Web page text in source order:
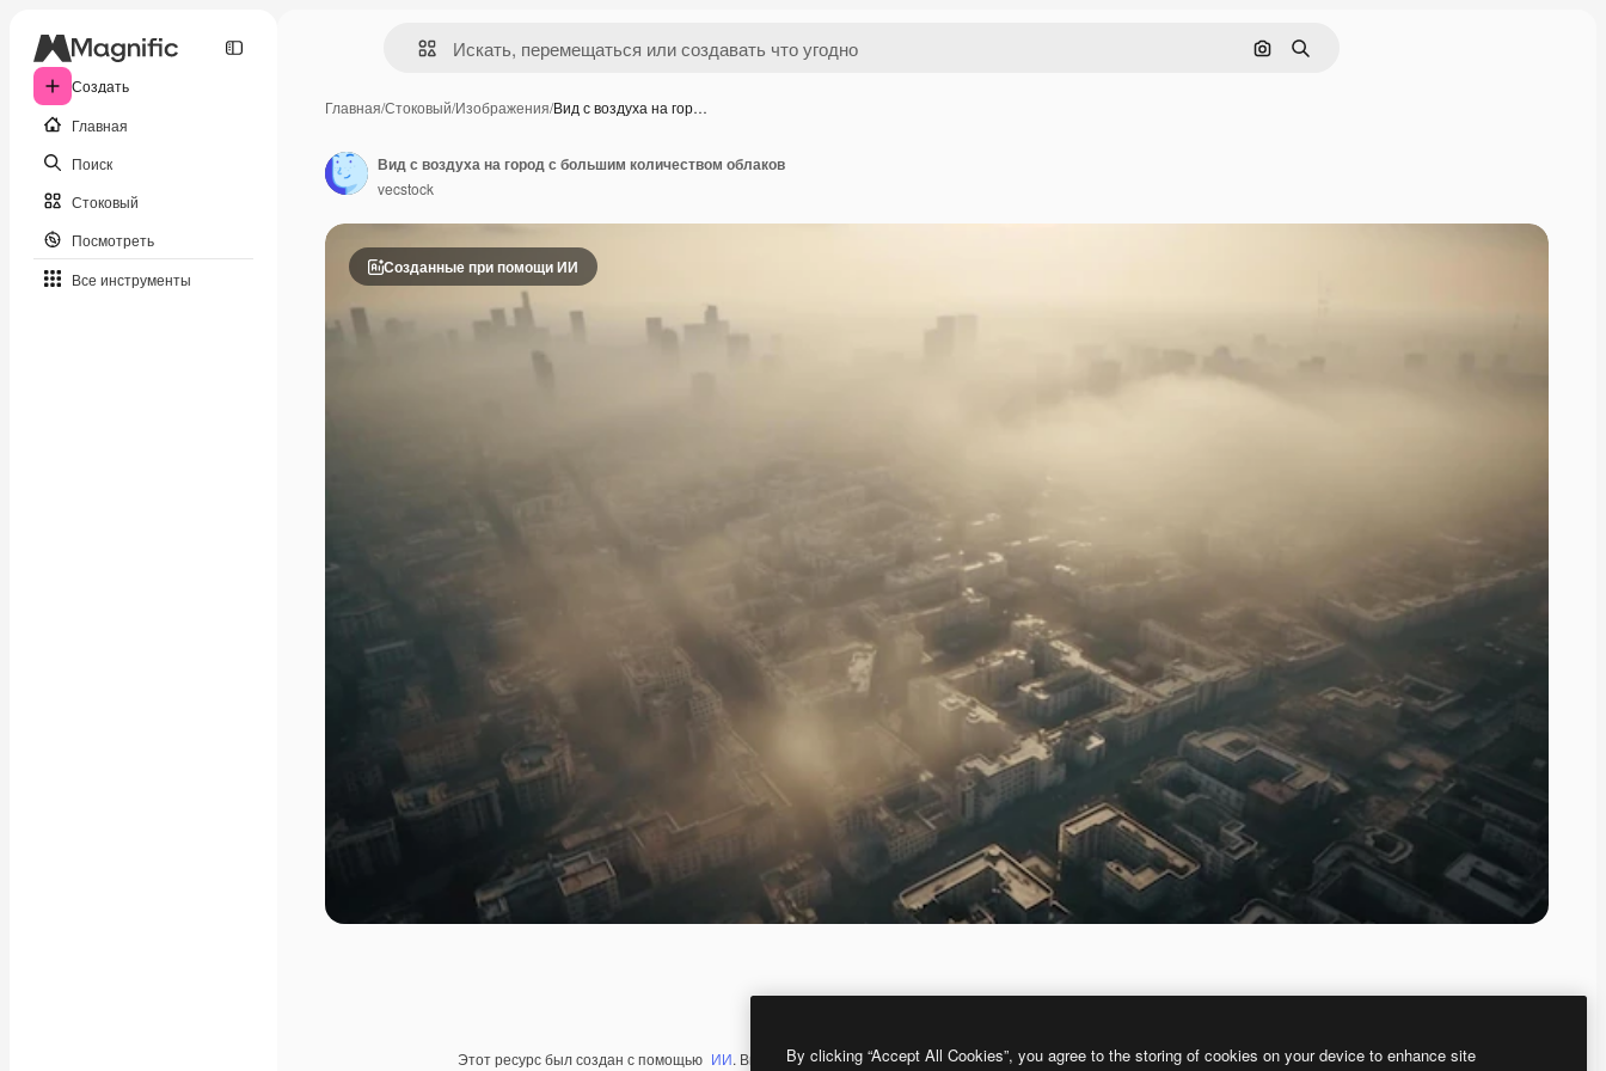
Создать
Главная
Поиск
Стоковый
Посмотреть
Все инструменты
Поиск по изображению
Поиск
Главная/Стоковый/Изображения/Вид с воздуха на гор…
Созданные при помощи ИИ
Этот ресурс был создан с помощью ИИ. Вы можете создать свой собственный с помощью нашего генератора изображений на основе ИИ.
Вид с воздуха на город с большим количеством облаков
vecstock
By clicking “Accept All Cookies”, you agree to the storing of cookies on your device to enhance site